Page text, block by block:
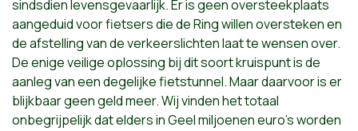
sindsdien levensgevaarlijk. Er is geen oversteekplaats
aangeduid voor fietsers die de Ring willen oversteken en
de afstelling van de verkeerslichten laat te wensen over.
De enige veilige oplossing bij dit soort kruispunt is de
aanleg van een degelijke fietstunnel. Maar daarvoor is er
blijkbaar geen geld meer. Wij vinden het totaal
onbegrijpelijk dat elders in Geel miljoenen euro's worden